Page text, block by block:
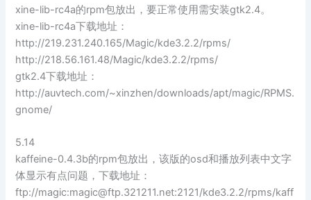
xine-lib-rc4a的rpm包放出，要正常使用需安装gtk2.4。
xine-lib-rc4a下载地址：
http://219.231.240.165/Magic/kde3.2.2/rpms/
http://218.56.161.48/Magic/kde3.2.2/rpms/
gtk2.4下载地址：
http://auvtech.com/~xinzhen/downloads/apt/magic/RPMS.
gnome/
5.14
kaffeine-0.4.3b的rpm包放出，该版的osd和播放列表中文字
体显示有点问题，下载地址：
ftp://magic:magic@ftp.321211.net:2121/kde3.2.2/rpms/kaff